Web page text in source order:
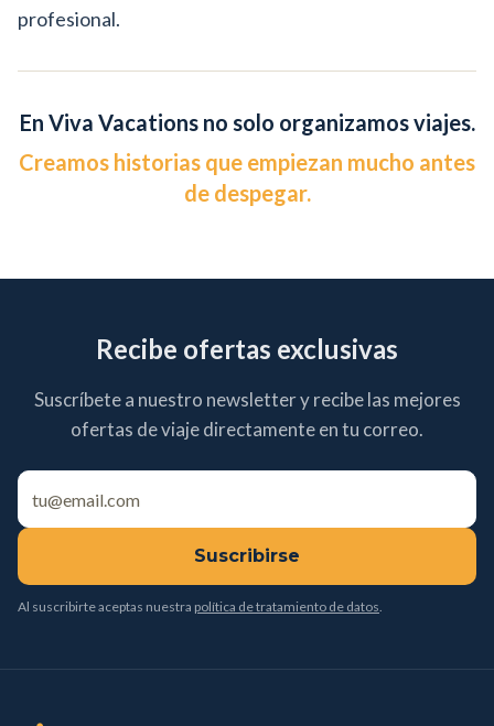
profesional.
En Viva Vacations no solo organizamos viajes.
Creamos historias que empiezan mucho antes
de despegar.
Recibe ofertas exclusivas
Suscríbete a nuestro newsletter y recibe las mejores
ofertas de viaje directamente en tu correo.
Suscribirse
Al suscribirte aceptas nuestra política de tratamiento de datos.